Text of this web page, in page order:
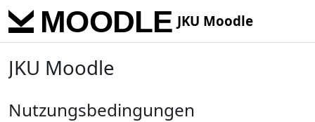
Skip to main content
JKU Moodle
JKU Moodle
Nutzungsbedingungen